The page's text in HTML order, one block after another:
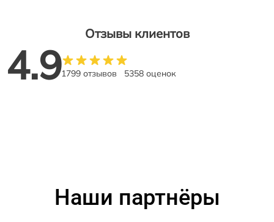
Отзывы клиентов
4.91799 отзывов 5358 оценок
Наши партнёры